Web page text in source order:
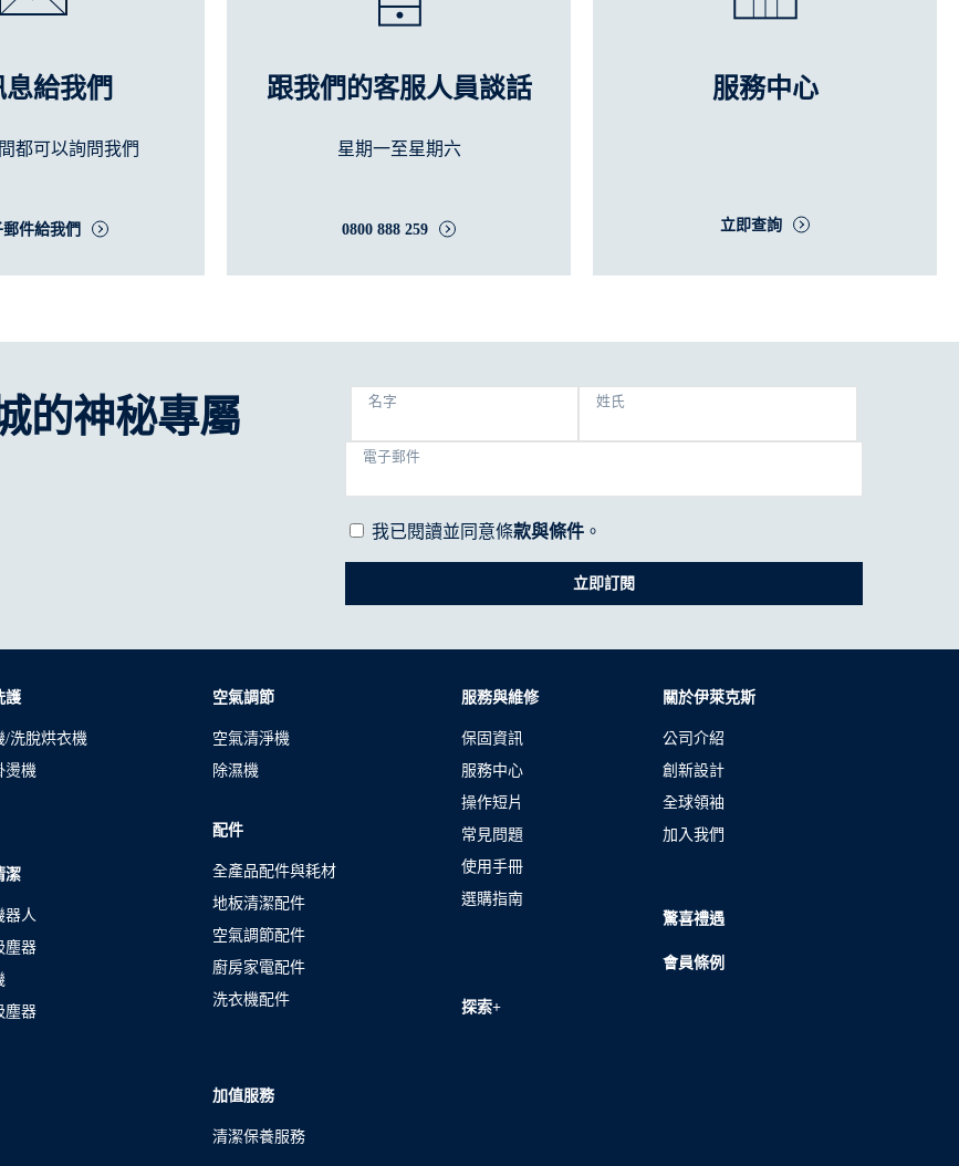
給我們
都可以詢問我們
件給我們
跟我們的客服人員談話
星期一至星期六
0800 888 259
服務中心
立即查詢
的神秘專屬
名字 姓氏
電子郵件
我已閱讀並同意條款與條件 。
立即訂閱
護
/洗脫烘衣機
燙機
潔
器人
塵器
塵器
空氣調節
空氣清淨機
除濕機
配件
全產品配件與耗材
地板清潔配件
空氣調節配件
廚房家電配件
洗衣機配件
加值服務
清潔保養服務
服務與維修
保固資訊
服務中心
操作短片
常見問題
使用手冊
選購指南
探索+
關於伊萊克斯
公司介紹
創新設計
全球領袖
加入我們
驚喜禮遇
會員條例